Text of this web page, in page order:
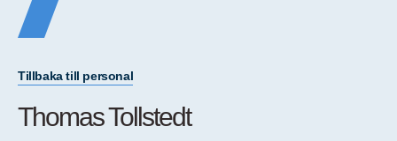
Tillbaka till personal
Thomas Tollstedt